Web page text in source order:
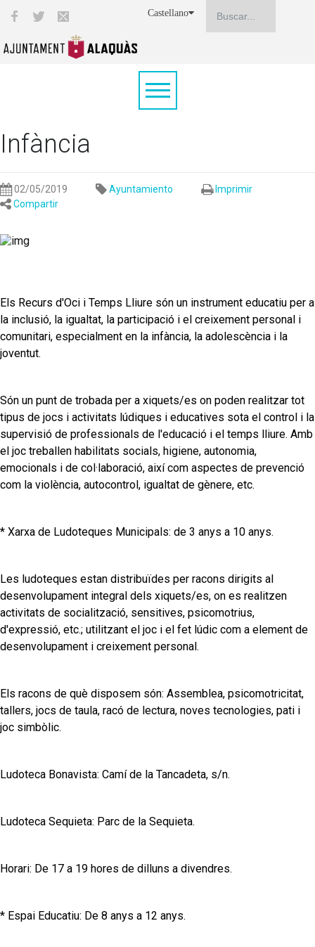
Castellano
Infància
02/05/2019 Ayuntamiento
Imprimir
Compartir
Els Recurs d'Oci i Temps Lliure són un instrument educatiu per a
la inclusió, la igualtat, la participació i el creixement personal i
comunitari, especialment en la infància, la adolescència i la
joventut.
Són un punt de trobada per a xiquets/es on poden realitzar tot
tipus de jocs i activitats lúdiques i educatives sota el control i la
supervisió de professionals de l'educació i el temps lliure. Amb
el joc treballen habilitats socials, higiene, autonomia,
emocionals i de col·laboració, així com aspectes de prevenció
com la violència, autocontrol, igualtat de gènere, etc.
* Xarxa de Ludoteques Municipals: de 3 anys a 10 anys.
Les ludoteques estan distribuïdes per racons dirigits al
desenvolupament integral dels xiquets/es, on es realitzen
activitats de socialització, sensitives, psicomotrius,
d'expressió, etc.; utilitzant el joc i el fet lúdic com a element de
desenvolupament i creixement personal.
Els racons de què disposem són: Assemblea, psicomotricitat,
tallers, jocs de taula, racó de lectura, noves tecnologies, pati i
joc simbòlic.
Ludoteca Bonavista: Camí de la Tancadeta, s/n.
Ludoteca Sequieta: Parc de la Sequieta.
Horari: De 17 a 19 hores de dilluns a divendres.
* Espai Educatiu: De 8 anys a 12 anys.